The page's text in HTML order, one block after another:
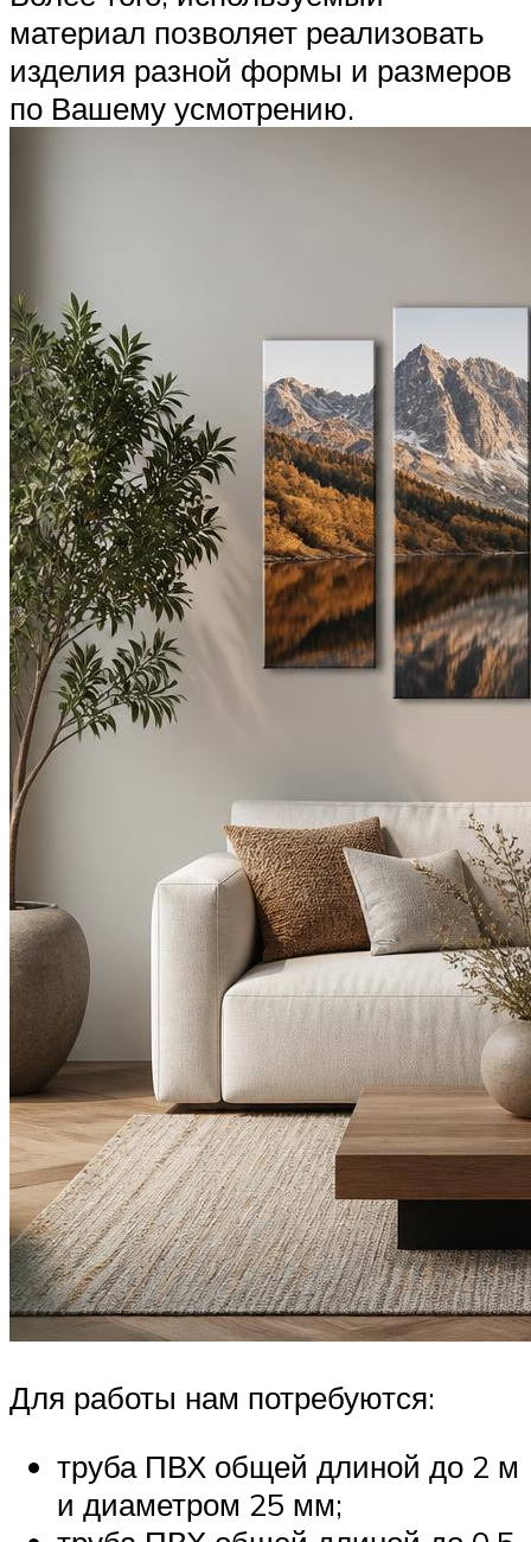
материал позволяет реализовать
изделия разной формы и размеров
по Вашему усмотрению.
Для работы нам потребуются:
труба ПВХ общей длиной до 2 м
и диаметром 25 мм;